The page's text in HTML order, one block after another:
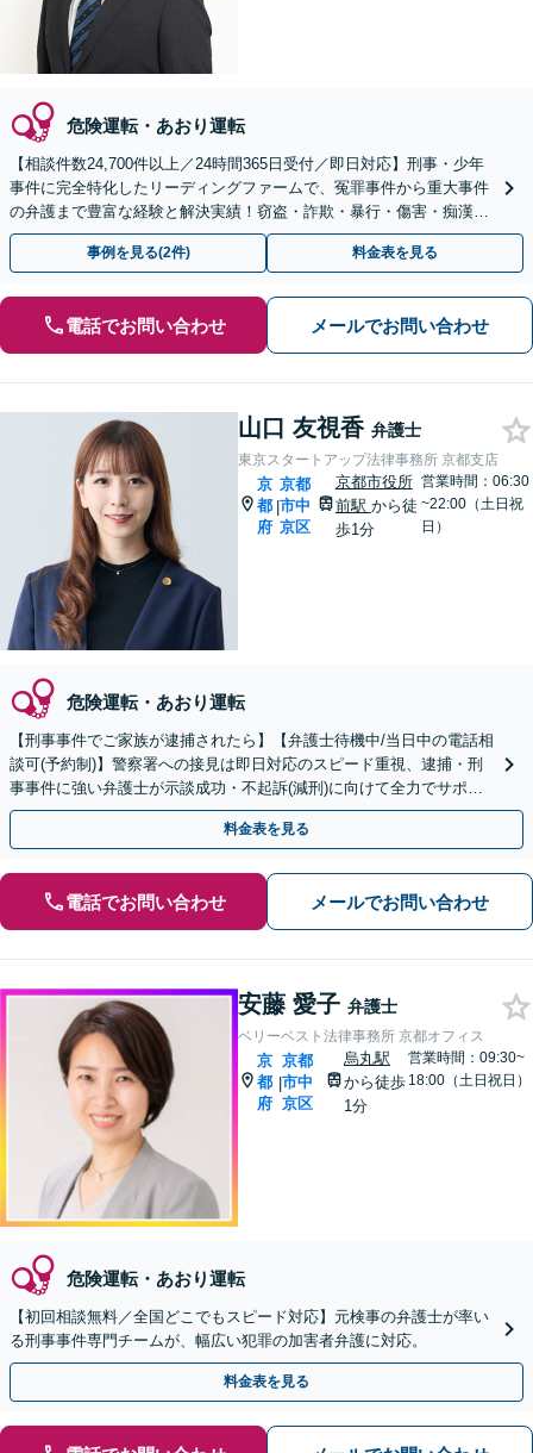
危険運転・あおり運転
【相談件数24,700件以上／24時間365日受付／即日対応】刑事・少年
事件に完全特化したリーディングファームで、冤罪事件から重大事件
の弁護まで豊富な経験と解決実績！窃盗・詐欺・暴行・傷害・痴漢・
盗撮・薬物犯罪など幅広い分野に対応可能です！
事例を見る(2件) 料金表を見る
電話でお問い合わせ メールでお問い合わせ
山口 友視香 弁護士
東京スタートアップ法律事務所 京都支店
京
都
府
|
京都
市中
京区
京都市役所
前駅 から徒
歩1分
営業時間：06:30
~22:00（土日祝
日）
危険運転・あおり運転
【刑事事件でご家族が逮捕されたら】【弁護士待機中/当日中の電話相
談可(予約制)】警察署への接見は即日対応のスピード重視、逮捕・刑
事事件に強い弁護士が示談成功・不起訴(減刑)に向けて全力でサポー
トします。【加害者側の相談専門】
料金表を見る
電話でお問い合わせ メールでお問い合わせ
安藤 愛子 弁護士
ベリーベスト法律事務所 京都オフィス
京
都
府
|
京都
市中
京区
烏丸駅
から徒歩
1分
営業時間：09:30~
18:00（土日祝日）
危険運転・あおり運転
【初回相談無料／全国どこでもスピード対応】元検事の弁護士が率い
る刑事事件専門チームが、幅広い犯罪の加害者弁護に対応。
料金表を見る